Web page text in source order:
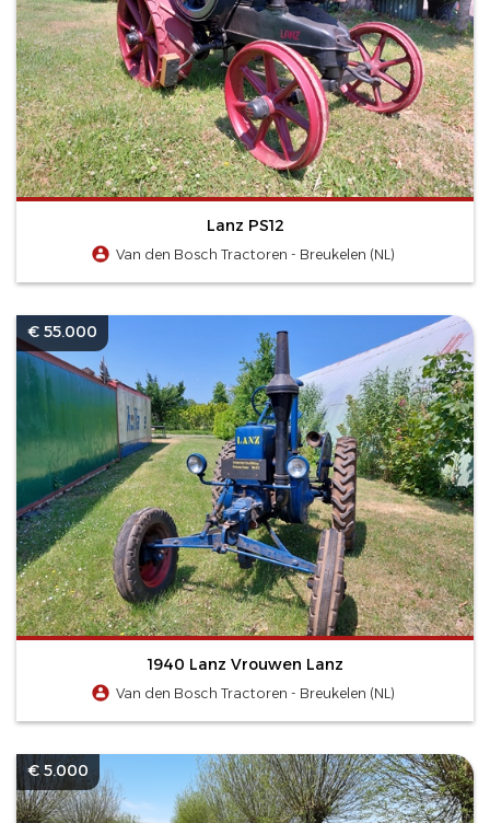
Lanz PS12
Van den Bosch Tractoren - Breukelen (NL)
€ 55.000
1940 Lanz Vrouwen Lanz
Van den Bosch Tractoren - Breukelen (NL)
€ 5.000